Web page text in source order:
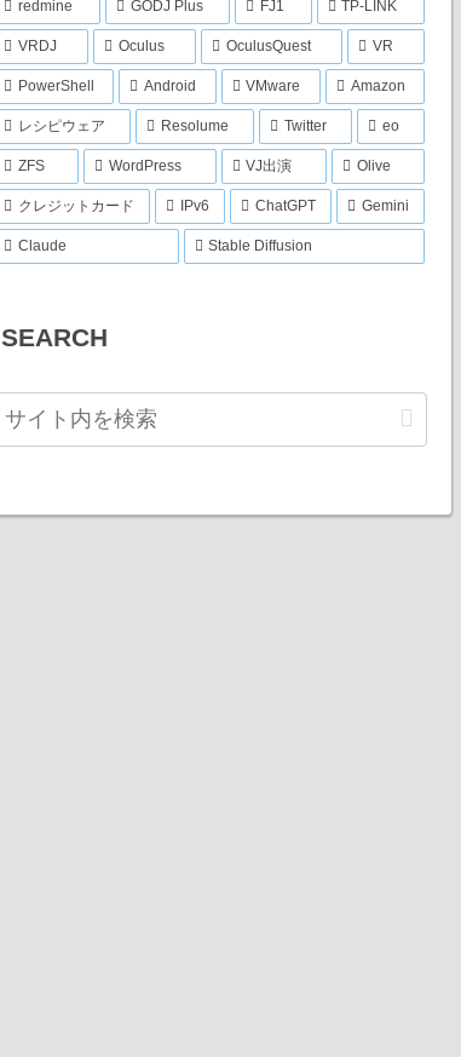
redmine GODJ Plus FJ1 TP-LINK
VRDJ Oculus OculusQuest VR
PowerShell Android VMware Amazon
レシピウェア Resolume Twitter eo
ZFS WordPress VJ出演 Olive
クレジットカード IPv6 ChatGPT Gemini
Claude Stable Diffusion
SEARCH